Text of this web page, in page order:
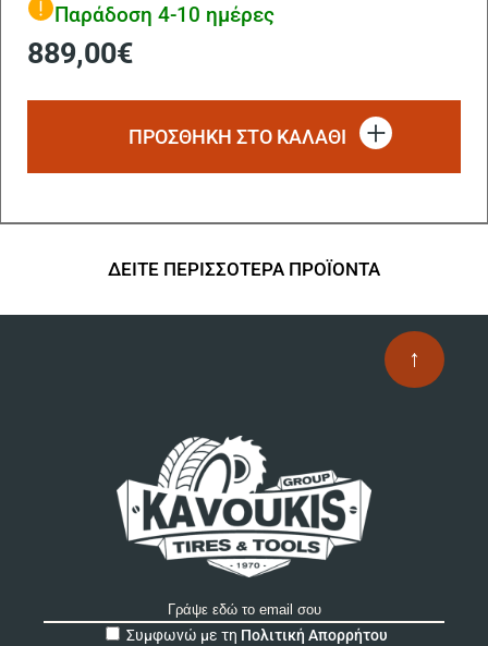
Παράδοση 4-10 ημέρες
889,00€
ΠΡΟΣΘΗΚΗ ΣΤΟ ΚΑΛΑΘΙ
ΔΕΙΤΕ ΠΕΡΙΣΣΟΤΕΡΑ ΠΡΟΪΟΝΤΑ
↑
Συμφωνώ με τη Πολιτική Απορρήτου